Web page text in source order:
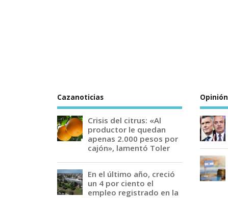
Cazanoticias
Crisis del citrus: «Al
productor le quedan
apenas 2.000 pesos por
cajón», lamentó Toler
En el último año, creció
un 4 por ciento el
empleo registrado en la
Opinión